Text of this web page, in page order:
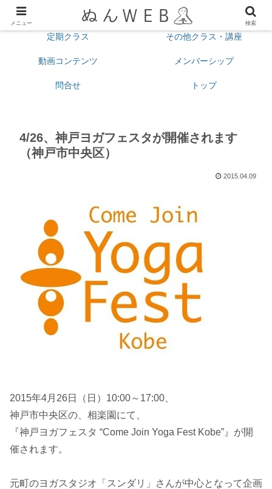
プロフィール 今月の予定
定期クラス その他クラス・講座
動画コンテンツ メンバーシップ
問合せ トップ
4/26、神戸ヨガフェスタが開催されます
（神戸市中央区）
2015.04.09
2015年4月26日（日）10:00～17:00、
神戸市中央区の、相楽園にて、
『神戸ヨガフェスタ “Come Join Yoga Fest Kobe”』が開
催されます。
元町のヨガスタジオ「スンダリ」さんが中心となって企画
メニュー 検索